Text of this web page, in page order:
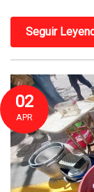
Seguir
02
APR